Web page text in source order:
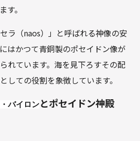
す。
ラ（naos）」と呼ばれる神像の安
はかつて青銅製のポセイドン像が
れています。海を見下ろすその配
しての役割を象徴しています。
バイロンとポセイドン神殿